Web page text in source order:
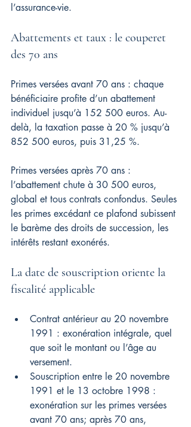
l’assurance-vie.
Abattements et taux : le couperet
des 70 ans
Primes versées avant 70 ans : chaque
bénéficiaire profite d’un abattement
individuel jusqu’à 152 500 euros. Au-
delà, la taxation passe à 20 % jusqu’à
852 500 euros, puis 31,25 %.
Primes versées après 70 ans :
l’abattement chute à 30 500 euros,
global et tous contrats confondus. Seules
les primes excédant ce plafond subissent
le barème des droits de succession, les
intérêts restant exonérés.
La date de souscription oriente la
fiscalité applicable
Contrat antérieur au 20 novembre
1991 : exonération intégrale, quel
que soit le montant ou l’âge au
versement.
Souscription entre le 20 novembre
1991 et le 13 octobre 1998 :
exonération sur les primes versées
avant 70 ans; après 70 ans,